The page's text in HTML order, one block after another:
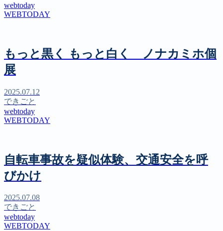
webtoday
WEBTODAY
もっと黒く もっと白く ノナカミホ個
展
2025.07.12
できごと
webtoday
WEBTODAY
自転車事故を疑似体験、交通安全を呼
びかけ
2025.07.08
できごと
webtoday
WEBTODAY